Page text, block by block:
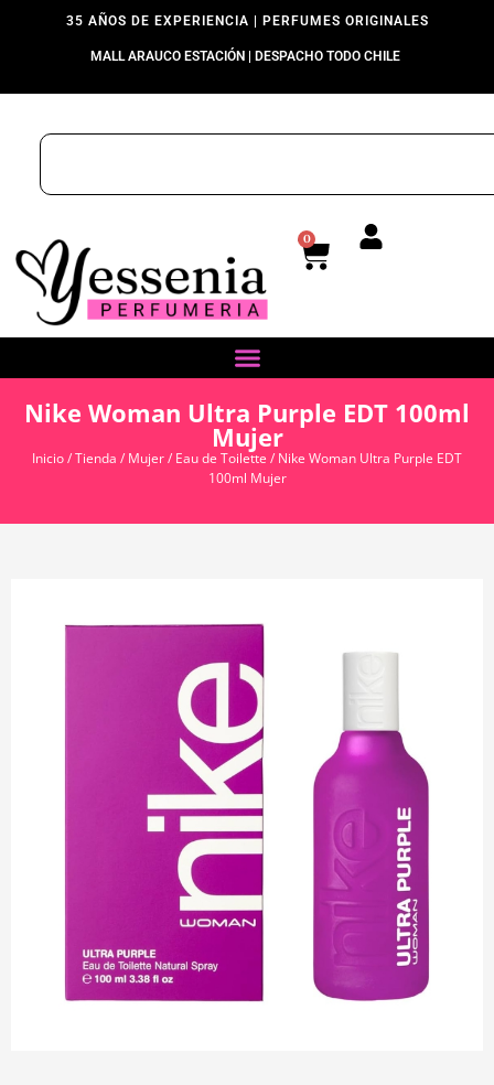
35 AÑOS DE EXPERIENCIA | PERFUMES ORIGINALES
MALL ARAUCO ESTACIÓN | DESPACHO TODO CHILE
0
Nike Woman Ultra Purple EDT 100ml
Mujer
Inicio/Tienda / Mujer/ Eau de Toilette / Nike Woman Ultra Purple EDT
100ml Mujer